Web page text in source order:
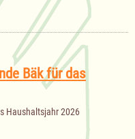
Bäk für das
Haushaltsjahr 2026